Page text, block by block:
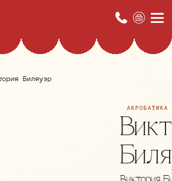
Биляуэр
АКРОБАТИКА